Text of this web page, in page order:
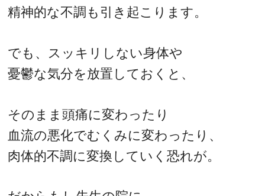
精神的な不調も引き起こります。
でも、スッキリしない身体や
憂鬱な気分を放置しておくと、
そのまま頭痛に変わったり
血流の悪化でむくみに変わったり、
肉体的不調に変換していく恐れが。